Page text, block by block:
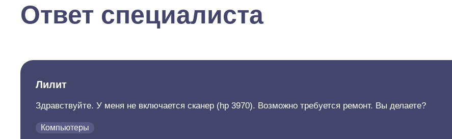
Ответ специалиста
Лилит
Здравствуйте. У меня не включается сканер (hp 3970). Возможно требуется ремонт. Вы делаете?
Компьютеры